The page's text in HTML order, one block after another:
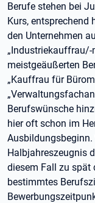
Berufe stehen bei
Kurs, entsprechend
den Unternehmen
„Industriekauffrau/-
meistgeäußerten
„Kauffrau für
Berufswünsche
hier oft schon im
Halbjahreszeugnis
diesem Fall zu spät
bestimmtes